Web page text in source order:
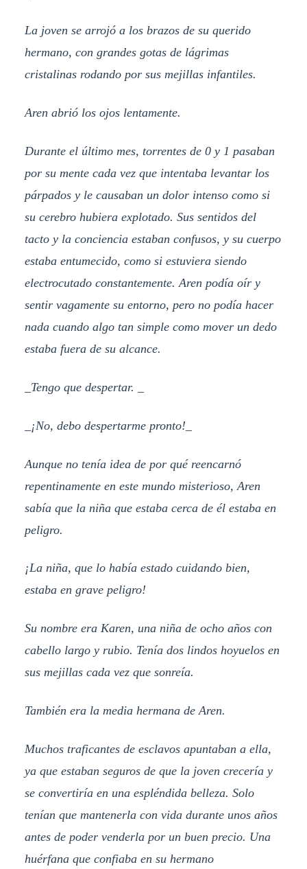
La joven se arrojó a los brazos de su querido
hermano, con grandes gotas de lágrimas
cristalinas rodando por sus mejillas infantiles.
Aren abrió los ojos lentamente.
Durante el último mes, torrentes de 0 y 1 pasaban
por su mente cada vez que intentaba levantar los
párpados y le causaban un dolor intenso como si
su cerebro hubiera explotado. Sus sentidos del
tacto y la conciencia estaban confusos, y su cuerpo
estaba entumecido, como si estuviera siendo
electrocutado constantemente. Aren podía oír y
sentir vagamente su entorno, pero no podía hacer
nada cuando algo tan simple como mover un dedo
estaba fuera de su alcance.
_Tengo que despertar. _
_¡No, debo despertarme pronto!_
Aunque no tenía idea de por qué reencarnó
repentinamente en este mundo misterioso, Aren
sabía que la niña que estaba cerca de él estaba en
peligro.
¡La niña, que lo había estado cuidando bien,
estaba en grave peligro!
Su nombre era Karen, una niña de ocho años con
cabello largo y rubio. Tenía dos lindos hoyuelos en
sus mejillas cada vez que sonreía.
También era la media hermana de Aren.
Muchos traficantes de esclavos apuntaban a ella,
ya que estaban seguros de que la joven crecería y
se convertiría en una espléndida belleza. Solo
tenían que mantenerla con vida durante unos años
antes de poder venderla por un buen precio. Una
huérfana que confiaba en su hermano